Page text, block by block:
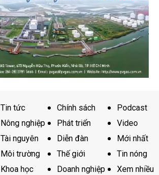
Tin tức
Nông nghiệp
Tài nguyên
Môi trường
Khoa học
Chính sách
Phát triển
Diễn đàn
Thế giới
Doanh nghiệp
Podcast
Video
Mới nhất
Tin nóng
Xem nhiều